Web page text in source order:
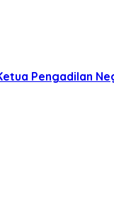
Pengadilan